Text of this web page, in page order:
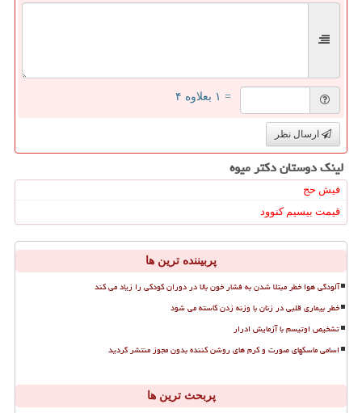
= ۱ بعلاوه ۴
ارسال نظر
لینک دوستان دكتر میوه
فیش حج
قیمت بیسیم کنوود
پربیننده ترین ها
آلودگی هوا خطر مبتلا شدن به فشار خون بالا در دوران کودکی را زیاد می کند
خطر بیماری قلبی در زنان با وزنه زدن کاسته می شود
تشخیص اوتیسم با آزمایش ادرار
اسامی ماسکهای صورت و کرم های روشن کننده بدون مجوز منتشر گردید
پربحث ترین ها